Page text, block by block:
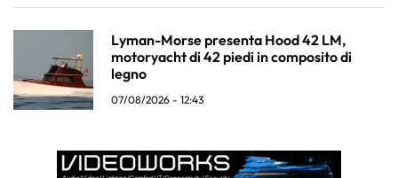
Lyman-Morse presenta Hood 42 LM,
motoryacht di 42 piedi in composito di
legno
07/08/2026 - 12:43